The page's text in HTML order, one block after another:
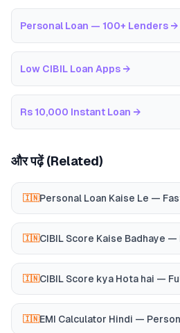
Personal Loan — 100+ Lenders →
Low CIBIL Loan Apps →
Rs 10,000 Instant Loan →
और पढ़ें (Related)
🇮🇳Personal Loan Kaise Le —
🇮🇳CIBIL Score Kaise Badhaye —
🇮🇳CIBIL Score kya Hota hai —
🇮🇳EMI Calculator Hindi —